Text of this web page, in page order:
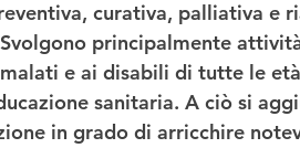
curativa, palliativa e
principalmente
e ai disabili di tutte le
sanitaria. A ciò si
in grado di arricchire